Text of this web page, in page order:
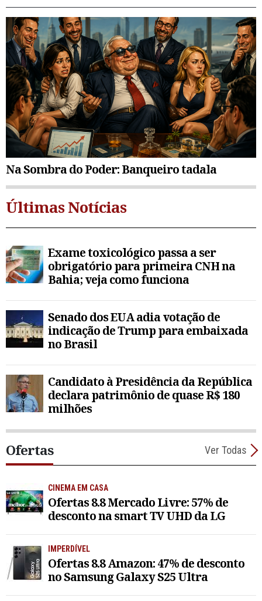
Na Sombra do Poder: Banqueiro tadala
Últimas Notícias
Exame toxicológico passa a ser
obrigatório para primeira CNH na
Bahia; veja como funciona
Senado dos EUA adia votação de
indicação de Trump para embaixada
no Brasil
Candidato à Presidência da República
declara patrimônio de quase R$ 180
milhões
Ofertas Ver Todas
CINEMA EM CASA
Ofertas 8.8 Mercado Livre: 57% de
desconto na smart TV UHD da LG
IMPERDÍVEL
Ofertas 8.8 Amazon: 47% de desconto
no Samsung Galaxy S25 Ultra